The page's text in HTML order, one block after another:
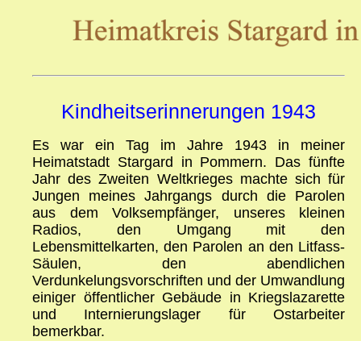
Kindheitserinnerungen 1943
Es war ein Tag im Jahre 1943 in meiner
Heimatstadt Stargard in Pommern. Das fünfte
Jahr des Zweiten Weltkrieges machte sich für
Jungen meines Jahrgangs durch die Parolen
aus dem Volksempfänger, unseres kleinen
Radios, den Umgang mit den
Lebensmittelkarten, den Parolen an den Litfass-
Säulen, den abendlichen
Verdunkelungsvorschriften und der Umwandlung
einiger öffentlicher Gebäude in Kriegslazarette
und Internierungslager für Ostarbeiter
bemerkbar.